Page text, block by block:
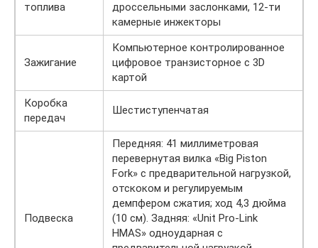
топлива
дроссельными заслонками, 12-ти
камерные инжекторы
Зажигание
Компьютерное контролированное
цифровое транзисторное с 3D
картой
Коробка
передач
Шестиступенчатая
Подвеска
Передняя: 41 миллиметровая
перевернутая вилка «Big Piston
Fork» с предварительной нагрузкой,
отскоком и регулируемым
демпфером сжатия; ход 4,3 дюйма
(10 см). Задняя: «Unit Pro-Link
HMAS» одноударная с